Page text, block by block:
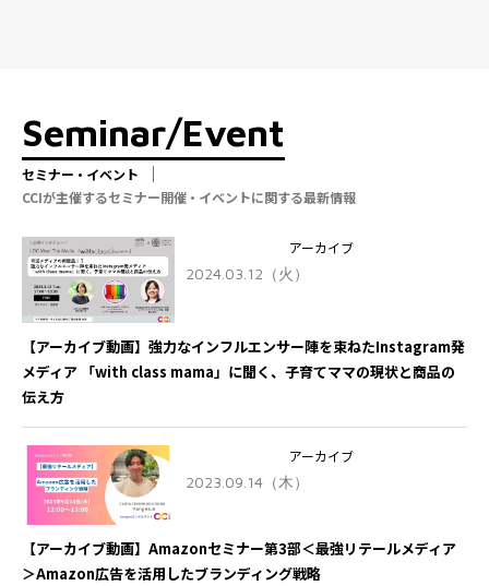
Seminar/Event
セミナー・イベント
CCIが主催するセミナー開催・イベントに関する最新情報
アーカイブ
2024.03.12（火）
【アーカイブ動画】強力なインフルエンサー陣を束ねたInstagram発
メディア 「with class mama」に聞く、子育てママの現状と商品の
伝え方
アーカイブ
2023.09.14（木）
【アーカイブ動画】Amazonセミナー第3部＜最強リテールメディア
＞Amazon広告を活用したブランディング戦略